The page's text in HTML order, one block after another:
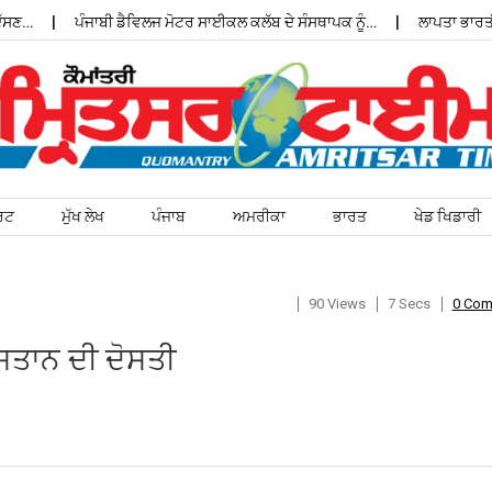
ਪੰਜਾਬੀ ਡੈਵਿਲਜ ਮੋਟਰ ਸਾਈਕਲ ਕਲੱਬ ਦੇ ਸੰਸਥਾਪਕ ਨੂੰ… ਲਾਪਤਾ ਭਾਰਤੀ
ਮੁੱਖ ਲੇਖ ਪੰਜਾਬ ਅਮਰੀਕਾ ਭਾਰਤ ਖੇਡ ਖਿਡਾਰੀ
90 Views 7 Secs 0
ਦੀ ਦੋਸਤੀ